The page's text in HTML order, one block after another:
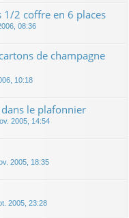
1/2 coffre en 6 places
08:36
de champagne
10:18
le plafonnier
2005, 14:54
2005, 18:35
2005, 23:28